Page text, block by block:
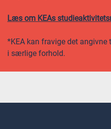
Læs om KEAs
*KEA kan fravige det angivne
i særlige forhold.